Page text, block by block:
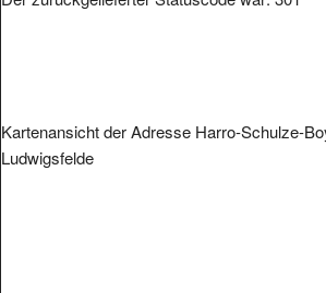
Kartenansicht der Adresse Harro-Schulze-
Ludwigsfelde